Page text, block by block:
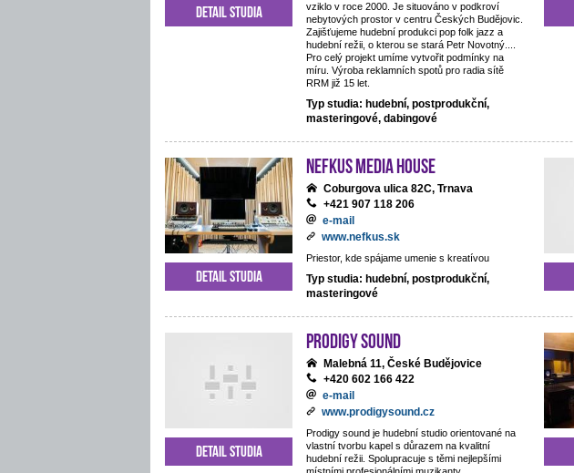
vziklo v roce 2000. Je situováno v podkroví
nebytových prostor v centru Českých Budějovic.
Zajišťujeme hudební produkci pop folk jazz a
hudební režii, o kterou se stará Petr Novotný....
Pro celý projekt umíme vytvořit podmínky na
míru. Výroba reklamních spotů pro radia sítě
RRM již 15 let.
Typ studia: hudební, postprodukční,
masteringové, dabingové
Detail studia
NEFKUS Media House
Coburgova ulica 82C, Trnava
+421 907 118 206
e-mail
www.nefkus.sk
Priestor, kde spájame umenie s kreatívou
Typ studia: hudební, postprodukční,
masteringové
Detail studia
Prodigy Sound
Malebná 11, České Budějovice
+420 602 166 422
e-mail
www.prodigysound.cz
Prodigy sound je hudební studio orientované na
vlastní tvorbu kapel s důrazem na kvalitní
hudební režii. Spolupracuje s těmi nejlepšími
Detail studia